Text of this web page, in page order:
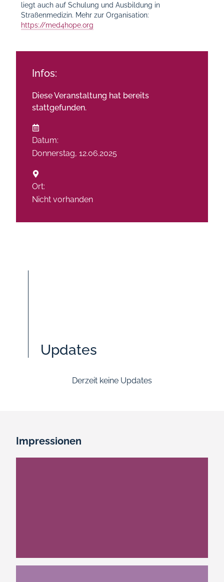
liegt auch auf Schulung und Ausbildung in
Straßenmedizin. Mehr zur Organisation:
https://med4hope.org
Infos:
Diese Veranstaltung hat bereits
stattgefunden.
Datum:
Donnerstag, 12.06.2025
Ort:
Nicht vorhanden
Updates
Derzeit keine Updates
Impressionen